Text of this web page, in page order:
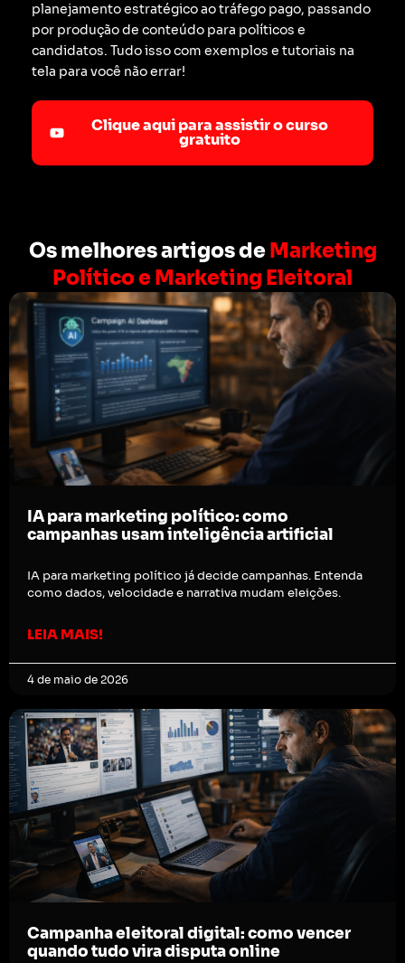
planejamento estratégico ao tráfego pago, passando
por produção de conteúdo para políticos e
candidatos. Tudo isso com exemplos e tutoriais na
tela para você não errar!
Clique aqui para assistir o curso
gratuito
Os melhores artigos de Marketing
Político e Marketing Eleitoral
IA para marketing político: como
campanhas usam inteligência artificial
IA para marketing político já decide campanhas. Entenda
como dados, velocidade e narrativa mudam eleições.
LEIA MAIS!
4 de maio de 2026
Campanha eleitoral digital: como vencer
quando tudo vira disputa online